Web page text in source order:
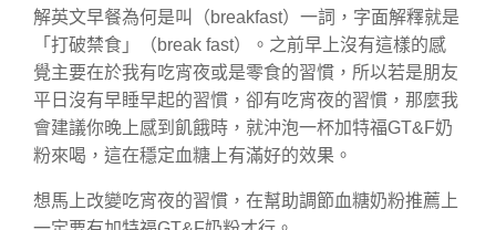
解英文早餐為何是叫（breakfast）一詞，字面解釋就是
「打破禁食」（break fast）。之前早上沒有這樣的感
覺主要在於我有吃宵夜或是零食的習慣，所以若是朋友
平日沒有早睡早起的習慣，卻有吃宵夜的習慣，那麼我
會建議你晚上感到飢餓時，就沖泡一杯加特福GT&F奶
粉來喝，這在穩定血糖上有滿好的效果。
想馬上改變吃宵夜的習慣，在幫助調節血糖奶粉推薦上